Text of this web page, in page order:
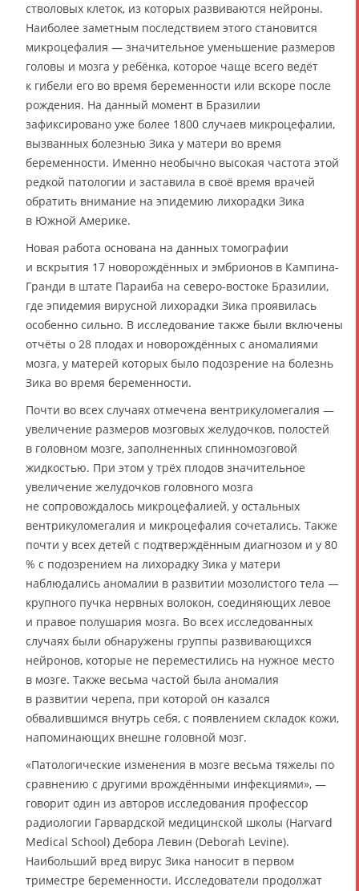
стволовых клеток, из которых развиваются нейроны.
Наиболее заметным последствием этого становится
микроцефалия — значительное уменьшение размеров
головы и мозга у ребёнка, которое чаще всего ведёт
к гибели его во время беременности или вскоре после
рождения. На данный момент в Бразилии
зафиксировано уже более 1800 случаев микроцефалии,
вызванных болезнью Зика у матери во время
беременности. Именно необычно высокая частота этой
редкой патологии и заставила в своё время врачей
обратить внимание на эпидемию лихорадки Зика
в Южной Америке.
Новая работа основана на данных томографии
и вскрытия 17 новорождённых и эмбрионов в Кампина-
Гранди в штате Параиба на северо-востоке Бразилии,
где эпидемия вирусной лихорадки Зика проявилась
особенно сильно. В исследование также были включены
отчёты о 28 плодах и новорождённых с аномалиями
мозга, у матерей которых было подозрение на болезнь
Зика во время беременности.
Почти во всех случаях отмечена вентрикуломегалия —
увеличение размеров мозговых желудочков, полостей
в головном мозге, заполненных спинномозговой
жидкостью. При этом у трёх плодов значительное
увеличение желудочков головного мозга
не сопровождалось микроцефалией, у остальных
вентрикуломегалия и микроцефалия сочетались. Также
почти у всех детей с подтверждённым диагнозом и у 80
% с подозрением на лихорадку Зика у матери
наблюдались аномалии в развитии мозолистого тела —
крупного пучка нервных волокон, соединяющих левое
и правое полушария мозга. Во всех исследованных
случаях были обнаружены группы развивающихся
нейронов, которые не переместились на нужное место
в мозге. Также весьма частой была аномалия
в развитии черепа, при которой он казался
обвалившимся внутрь себя, с появлением складок кожи,
напоминающих внешне головной мозг.
«Патологические изменения в мозге весьма тяжелы по
сравнению с другими врождёнными инфекциями», —
говорит один из авторов исследования профессор
радиологии Гарвардской медицинской школы (Harvard
Medical School) Дебора Левин (Deborah Levine).
Наибольший вред вирус Зика наносит в первом
триместре беременности. Исследователи продолжат